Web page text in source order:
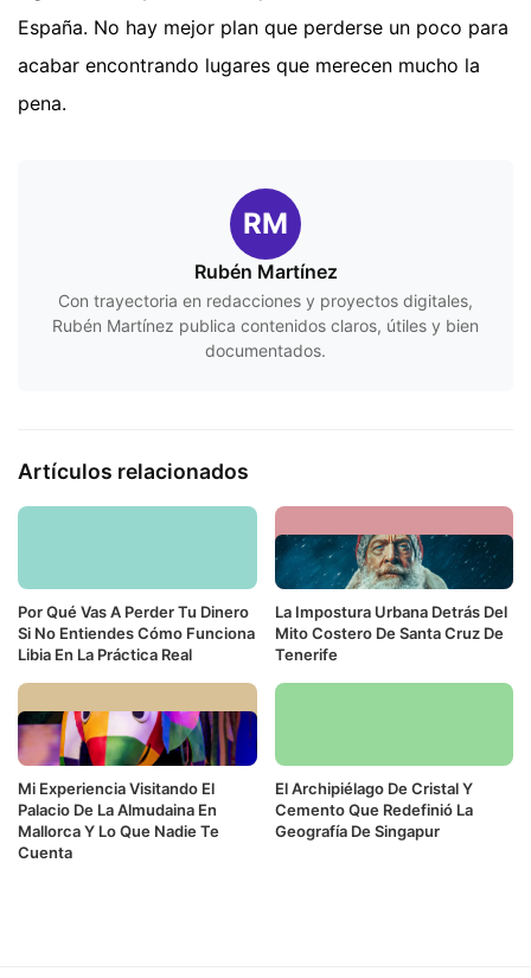
España. No hay mejor plan que perderse un poco para
acabar encontrando lugares que merecen mucho la
pena.
RM
Rubén Martínez
Con trayectoria en redacciones y proyectos digitales,
Rubén Martínez publica contenidos claros, útiles y bien
documentados.
Artículos relacionados
Por Qué Vas A Perder Tu Dinero
Si No Entiendes Cómo Funciona
Libia En La Práctica Real
La Impostura Urbana Detrás Del
Mito Costero De Santa Cruz De
Tenerife
Mi Experiencia Visitando El
Palacio De La Almudaina En
Mallorca Y Lo Que Nadie Te
Cuenta
El Archipiélago De Cristal Y
Cemento Que Redefinió La
Geografía De Singapur